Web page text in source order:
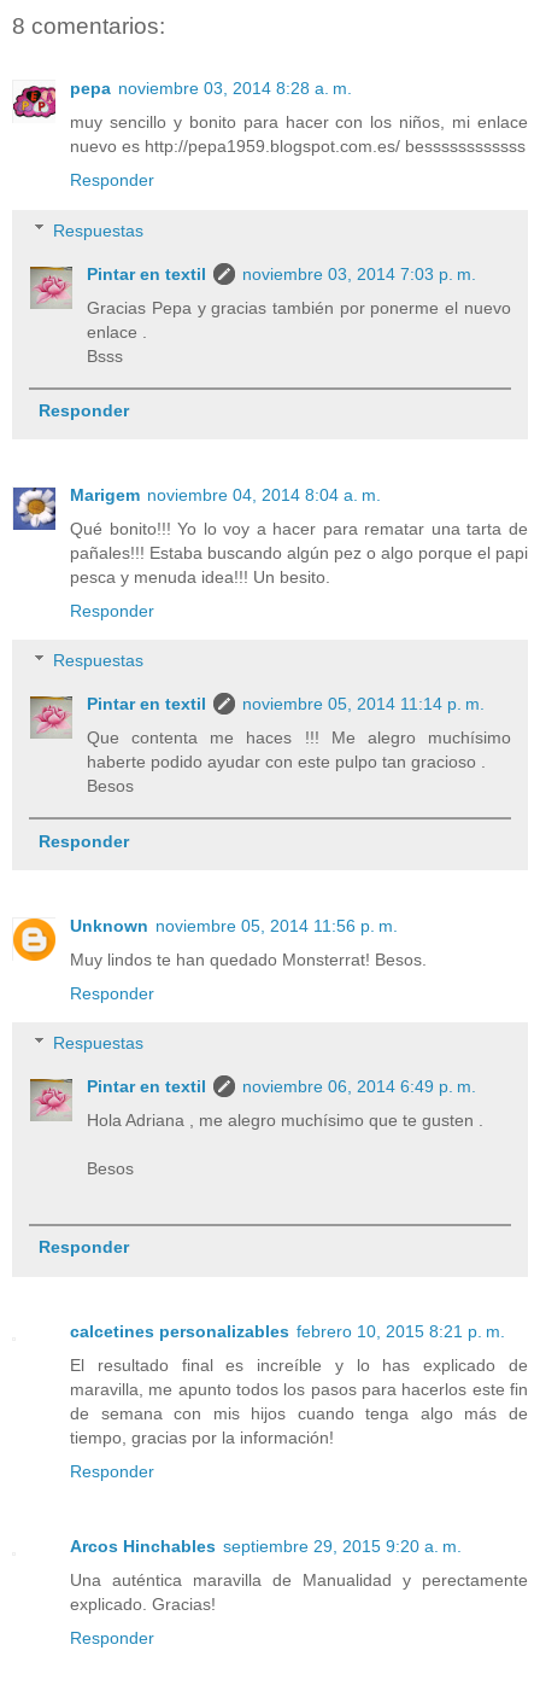
8 comentarios:
pepa noviembre 03, 2014 8:28 a. m.
muy sencillo y bonito para hacer con los niños, mi enlace
nuevo es http://pepa1959.blogspot.com.es/ bessssssssssss
Responder
Respuestas
Pintar en textil
noviembre 03, 2014 7:03 p. m.
Gracias Pepa y gracias también por ponerme el nuevo
enlace .
Bsss
Responder
Marigem noviembre 04, 2014 8:04 a. m.
Qué bonito!!! Yo lo voy a hacer para rematar una tarta de
pañales!!! Estaba buscando algún pez o algo porque el papi
pesca y menuda idea!!! Un besito.
Responder
Respuestas
Pintar en textil
noviembre 05, 2014 11:14 p. m.
Que contenta me haces !!! Me alegro muchísimo
haberte podido ayudar con este pulpo tan gracioso .
Besos
Responder
Unknown noviembre 05, 2014 11:56 p. m.
Muy lindos te han quedado Monsterrat! Besos.
Responder
Respuestas
Pintar en textil
noviembre 06, 2014 6:49 p. m.
Hola Adriana , me alegro muchísimo que te gusten .
Besos
Responder
calcetines personalizables febrero 10, 2015 8:21 p. m.
El resultado final es increíble y lo has explicado de
maravilla, me apunto todos los pasos para hacerlos este fin
de semana con mis hijos cuando tenga algo más de
tiempo, gracias por la información!
Responder
Arcos Hinchables septiembre 29, 2015 9:20 a. m.
Una auténtica maravilla de Manualidad y perectamente
explicado. Gracias!
Responder